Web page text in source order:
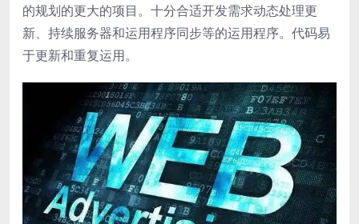
的规划的更大的项目。十分合适开发需求动态处理更
新、持续服务器和运用程序同步等的运用程序。代码易
于更新和重复运用。